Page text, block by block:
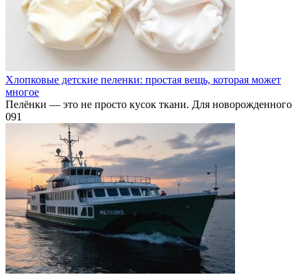
Хлопковые детские пеленки: простая вещь, которая может
многое
Пелёнки — это не просто кусок ткани. Для новорожденного
091